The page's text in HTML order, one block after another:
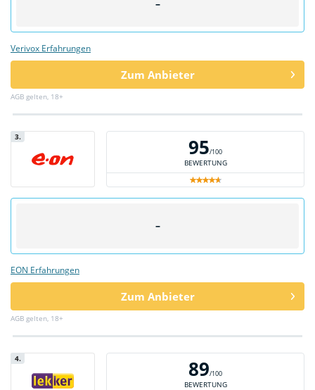
–
Verivox Erfahrungen
Zum Anbieter
AGB gelten, 18+
3. 95/100
BEWERTUNG
–
EON Erfahrungen
Zum Anbieter
AGB gelten, 18+
4. 89/100
BEWERTUNG